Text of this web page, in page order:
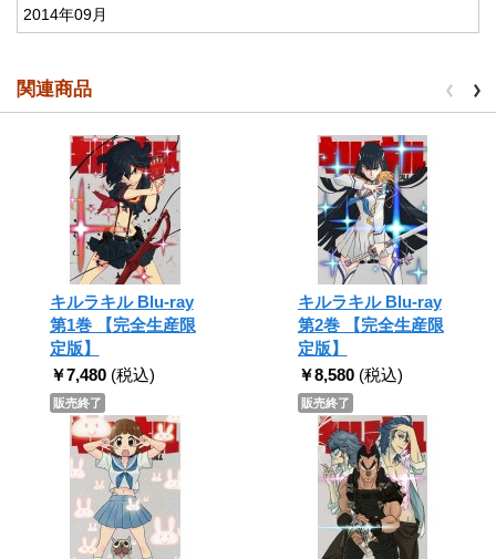
2014年09月
関連商品
キルラキル Blu-ray
第1巻 【完全生産限
定版】
￥7,480 (税込)
販売終了
キルラキル Blu-ray
第2巻 【完全生産限
定版】
￥8,580 (税込)
販売終了